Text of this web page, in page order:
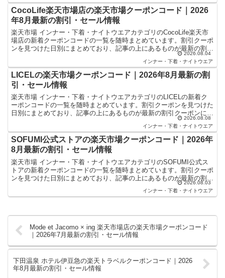
CocoLife楽天市場店の楽天市場クーポンコード｜2026
年8月最新の割引・セール情報
楽天市場 インナー・下着・ナイトウエアカテゴリのCocoLife楽天市
場店の新着クーポンコードの一覧を随時まとめています。割引クーポ
ンを見つけた日別にまとめており、記事の上にあるものが最新の割引
2026.08.04
インナー・下着・ナイトウエア
LICELの楽天市場クーポンコード｜2026年8月最新の割
引・セール情報
楽天市場 インナー・下着・ナイトウエアカテゴリのLICELの新着ク
ーポンコードの一覧を随時まとめています。割引クーポンを見つけた
日別にまとめており、記事の上にあるものが最新の割引クーポンにな
ります。楽天スーパーセールやお買い物マラソンなどキ...
2026.08.08
インナー・下着・ナイトウエア
SOFUMI公式ストアの楽天市場クーポンコード｜2026年
8月最新の割引・セール情報
楽天市場 インナー・下着・ナイトウエアカテゴリのSOFUMI公式ス
トアの新着クーポンコードの一覧を随時まとめています。割引クーポ
ンを見つけた日別にまとめており、記事の上にあるものが最新の割引
クーポンになります。楽天スーパーセールやお買い物マ... 2026.08.03
インナー・下着・ナイトウエア
Mode et Jacomo × ing 楽天市場店の楽天市場クーポンコード
｜2026年7月最新の割引・セール情報
下田温泉 ホテル伊豆急の楽天トラベルクーポンコード｜2026
年8月最新の割引・セール情報